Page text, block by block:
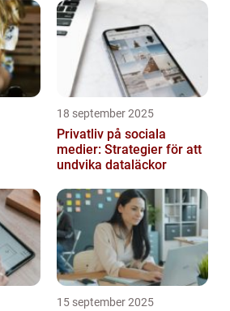
18 september 2025
Privatliv på sociala
medier: Strategier för att
undvika dataläckor
15 september 2025